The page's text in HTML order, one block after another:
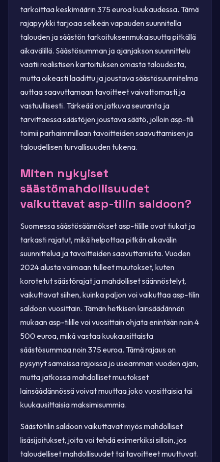
tarkoittaa keskimäärin 375 euroa kuukaudessa. Tämä
rajapyykki tarjoaa selkeän vapauden suunnitella
talouden ja säästön tarkoituksenmukaisuutta pitkällä
aikavälillä. Säästösumman ja ajanjakson suunnittelu
vaatii realistisen kartoituksen omasta taloudesta,
mutta oikeasti laadittu ja joustava säästösuunnitelma
auttaa saavuttamaan tavoitteet vaivattomasti ja
vastuullisesti. Tärkeää on jatkuva seuranta ja
tarvittaessa säästöjen joustava säätö, jolloin asp-tili
toimii parhaimmillaan tavoitteiden saavuttamisen ja
taloudellisen turvallisuuden tukena.
Miten nykyiset
säästömahdollisuudet
vaikuttavat asp-tilin saldoon?
Suomessa säästösäännökset asp-tilille ovat tiukat ja
tarkasti rajatut, mikä helpottaa pitkän aikavälin
suunnittelua ja tavoitteiden saavuttamista. Vuoden
2024 alusta voimaan tulleet muutokset, kuten
korotetut säästörajat ja mahdolliset säännöstelyt,
vaikuttavat siihen, kuinka paljon voi vaikuttaa asp-tilin
saldoon vuosittain. Tämän hetkisen lainsäädännön
mukaan asp-tilille voi vuosittain ohjata enintään noin 4
500 euroa, mikä vastaa kuukausittaista
säästösummaa noin 375 euroa. Tämä rajaus on
pysynyt samoissa rajoissa jo useamman vuoden ajan,
mutta jatkossa mahdolliset muutokset
lainsäädännössä voivat muuttaa joko vuosittaisia tai
kuukausittaisia maksimisummia.
Säästötilin saldoon vaikuttavat myös mahdolliset
lisäsijoitukset, joita voi tehdä esimerkiksi silloin, jos
taloudelliset mahdollisuudet tai tavoitteet muuttuvat.